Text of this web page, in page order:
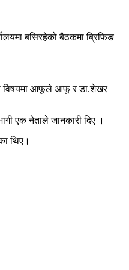
बसिरहेको बैठकमा ब्रिफिङ
विषयमा आफूले आफू र डा.शेखर
एक नेताले जानकारी दिए ।
थिए।